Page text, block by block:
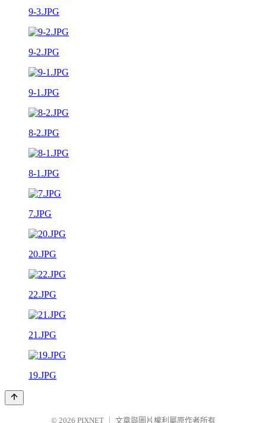
9-3.JPG
9-2.JPG
9-1.JPG
8-2.JPG
8-1.JPG
7.JPG
20.JPG
22.JPG
21.JPG
19.JPG
© 2026 PIXNET 文章與圖片權利屬原作者所有